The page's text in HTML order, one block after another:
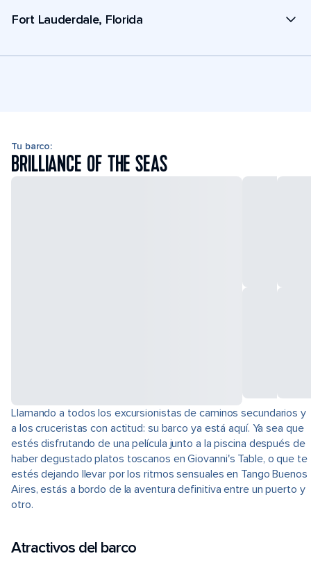
Fort Lauderdale, Florida
Tu barco:
BRILLIANCE OF THE SEAS
Llamando a todos los excursionistas de caminos secundarios y
a los cruceristas con actitud: su barco ya está aquí. Ya sea que
estés disfrutando de una película junto a la piscina después de
haber degustado platos toscanos en Giovanni's Table, o que te
estés dejando llevar por los ritmos sensuales en Tango Buenos
Aires, estás a bordo de la aventura definitiva entre un puerto y
otro.
Atractivos del barco